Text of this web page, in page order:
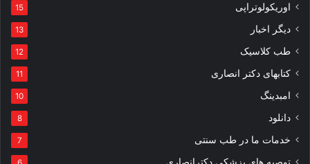
اوریکولوتراپی 15
دیگر اخبار 13
طب کلاسیک 12
کتابهای دکتر انصاری 11
امبدینگ 10
دانلود 8
خدمات ما در طب سنتی 7